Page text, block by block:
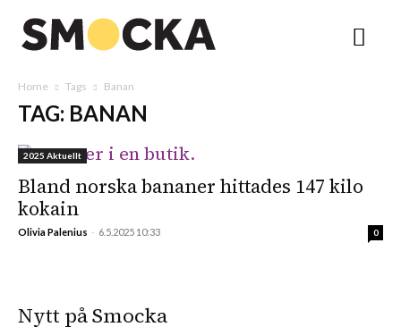
Home Tags Banan
TAG: BANAN
2025 Aktuellt
Bland norska bananer hittades 147 kilo
kokain
Olivia Palenius - 6.5.2025 10:33 0
Nytt på Smocka